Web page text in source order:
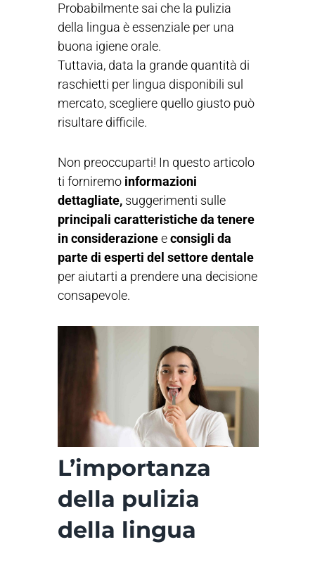
Probabilmente sai che la pulizia
della lingua è essenziale per una
buona igiene orale.
Tuttavia, data la grande quantità di
raschietti per lingua disponibili sul
mercato, scegliere quello giusto può
risultare difficile.
Non preoccuparti! In questo articolo
ti forniremo informazioni
dettagliate, suggerimenti sulle
principali caratteristiche da tenere
in considerazioneeconsigli da
parte di esperti del settore dentale
per aiutarti a prendere una decisione
consapevole.
L’importanza
della pulizia
della lingua